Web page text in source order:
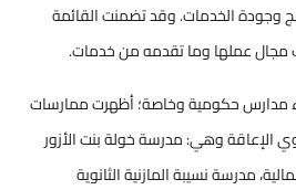
وجودة الخدمات. وقد تضمنت القائمة
عملها وما تقدمه من خدمات.
مدارس حكومية وخاصة؛ أظهرت ممارسات
وهي: مدرسة خولة بنت الأزور
مدرسة نسيبة المازنية الثانوية